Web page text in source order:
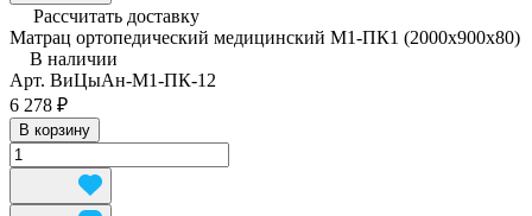
Рассчитать доставку
Матрац ортопедический медицинский М1-ПК1 (2000x900x80)
В наличии
Арт. ВиЦыАн-М1-ПК-12
6 278 ₽
В корзину